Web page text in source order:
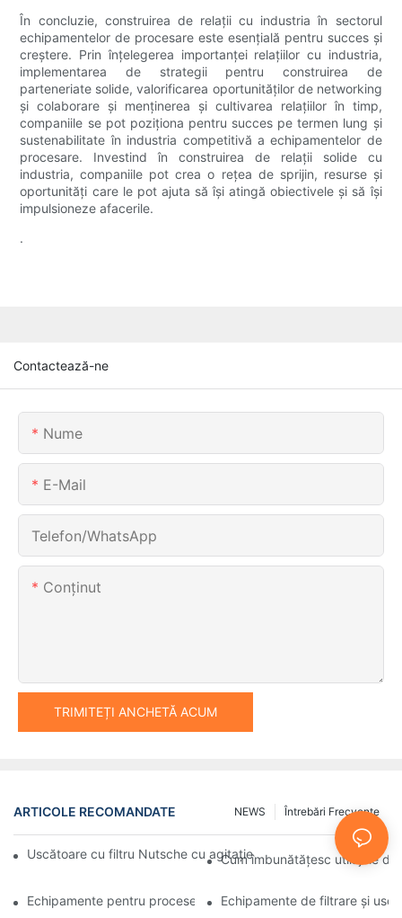
În concluzie, construirea de relații cu industria în sectorul
echipamentelor de procesare este esențială pentru succes și
creștere. Prin înțelegerea importanței relațiilor cu industria,
implementarea de strategii pentru construirea de
parteneriate solide, valorificarea oportunităților de networking
și colaborare și menținerea și cultivarea relațiilor în timp,
companiile se pot poziționa pentru succes pe termen lung și
sustenabilitate în industria competitivă a echipamentelor de
procesare. Investind în construirea de relații solide cu
industria, companiile pot crea o rețea de sprijin, resurse și
oportunități care le pot ajuta să își atingă obiectivele și să își
impulsioneze afacerile.
.
Contactează-ne
Nume
E-Mail
Telefon/WhatsApp
Conţinut
TRIMITEȚI ANCHETĂ ACUM
ARTICOLE RECOMANDATE Întrebări Frecvente
NEWS
Uscătoare cu filtru Nutsche cu agitație vs. alte metode de
Cum îmbunătățesc utilajele
Echipamente pentru procese industriale: Inovațiile modelează
Echipamente de filtrare și